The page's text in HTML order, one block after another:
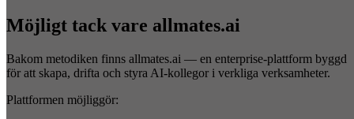
Möjligt tack vare allmates.ai
Bakom metodiken finns allmates.ai — en enterprise-plattform byggd
för att skapa, drifta och styra AI-kollegor i verkliga verksamheter.
Plattformen möjliggör: